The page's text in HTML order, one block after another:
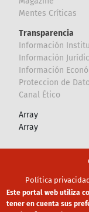
Mentes Críticas
Transparencia
Información
Información
Información
Proteccion de
Canal Ético
Array
Array
Política
Este portal web utiliza
tener en cuenta sus